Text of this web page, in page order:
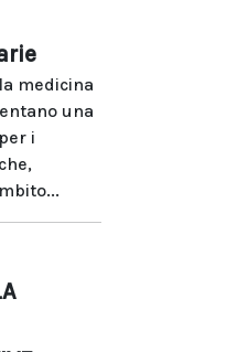
medicina
una
i